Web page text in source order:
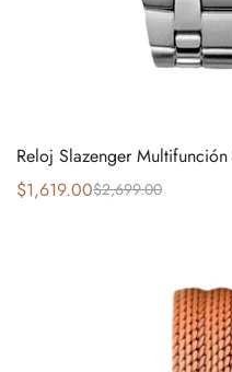
$2,699.00
$1,619.00